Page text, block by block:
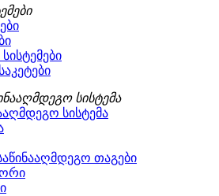
სისტემა
თაგები